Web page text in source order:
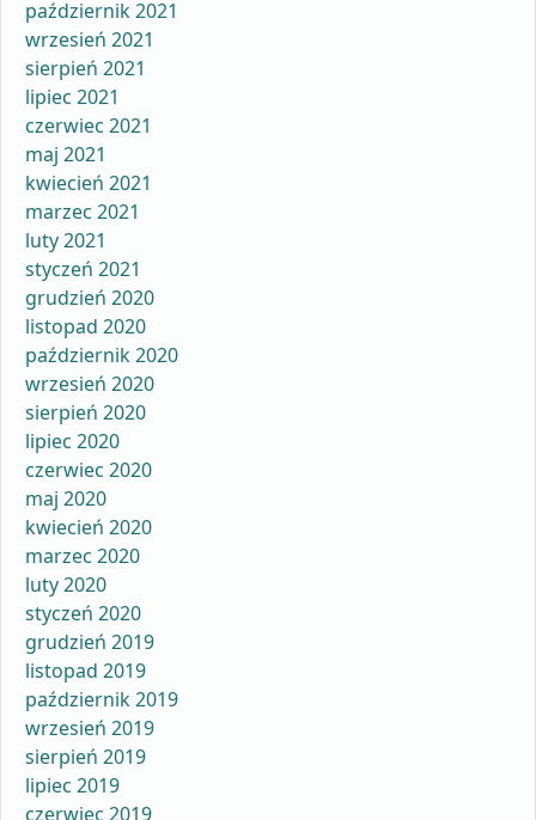
październik 2021
wrzesień 2021
sierpień 2021
lipiec 2021
czerwiec 2021
maj 2021
kwiecień 2021
marzec 2021
luty 2021
styczeń 2021
grudzień 2020
listopad 2020
październik 2020
wrzesień 2020
sierpień 2020
lipiec 2020
czerwiec 2020
maj 2020
kwiecień 2020
marzec 2020
luty 2020
styczeń 2020
grudzień 2019
listopad 2019
październik 2019
wrzesień 2019
sierpień 2019
lipiec 2019
czerwiec 2019